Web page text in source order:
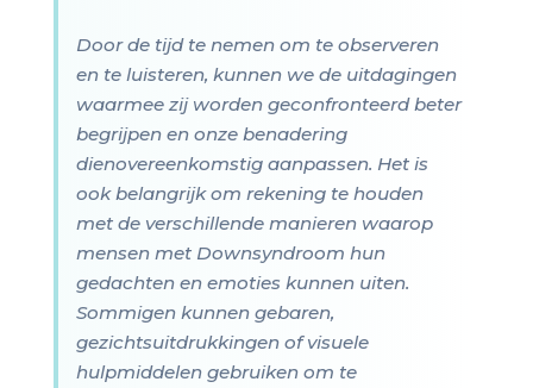
Door de tijd te nemen om te observeren
en te luisteren, kunnen we de uitdagingen
waarmee zij worden geconfronteerd beter
begrijpen en onze benadering
dienovereenkomstig aanpassen. Het is
ook belangrijk om rekening te houden
met de verschillende manieren waarop
mensen met Downsyndroom hun
gedachten en emoties kunnen uiten.
Sommigen kunnen gebaren,
gezichtsuitdrukkingen of visuele
hulpmiddelen gebruiken om te